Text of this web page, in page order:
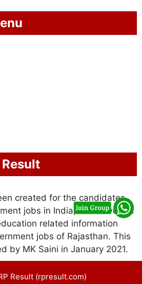
created for the candidates
jobs in India, in this we will
related information
jobs of Rajasthan. This
by MK Saini in January 2021.
Result (rpresult.com)